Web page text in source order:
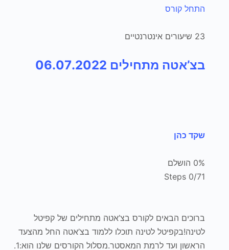
התחל קורס
23 שיעורים אינטרנטיים
בצ’אטה מתחילים 06.07.2022
שקד כהן
0% הושלם
0/71 Steps
ברוכים הבאים לקורס בצ’אטה מתחילים של קפיטל
לטינה!בקפיטל לטינה תוכלו ללמוד בצ’אטה החל מהצעד
הראשון ועד לרמת המאסטר.מסלול הקורסים שלנו הוא:1.